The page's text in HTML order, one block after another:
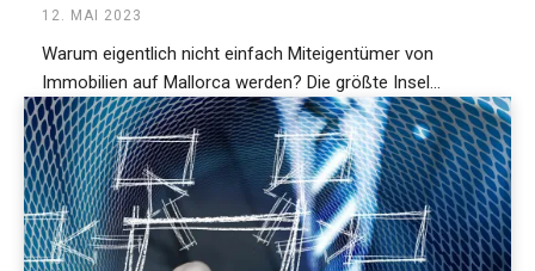
12. MAI 2023
Warum eigentlich nicht einfach Miteigentümer von
Immobilien auf Mallorca werden? Die größte Insel...